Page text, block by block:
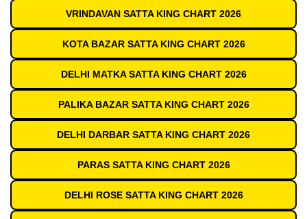
VRINDAVAN SATTA KING CHART 2026
KOTA BAZAR SATTA KING CHART 2026
DELHI MATKA SATTA KING CHART 2026
PALIKA BAZAR SATTA KING CHART 2026
DELHI DARBAR SATTA KING CHART 2026
PARAS SATTA KING CHART 2026
DELHI ROSE SATTA KING CHART 2026